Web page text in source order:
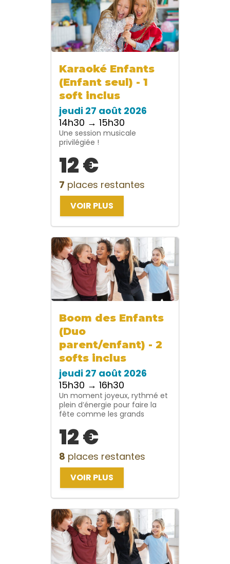
Karaoké Enfants
(Enfant seul) - 1
soft inclus
jeudi 27 août 2026
14h30 → 15h30
Une session musicale
privilégiée !
12 €
7 places restantes
VOIR PLUS
Boom des Enfants
(Duo
parent/enfant) - 2
softs inclus
jeudi 27 août 2026
15h30 → 16h30
Un moment joyeux, rythmé et
plein d’énergie pour faire la
fête comme les grands
12 €
8 places restantes
VOIR PLUS